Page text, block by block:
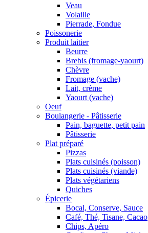
Veau
Volaille
Pierrade, Fondue
Poissonerie
Produit laitier
Beurre
Brebis (fromage-yaourt)
Chèvre
Fromage (vache)
Lait, crème
Yaourt (vache)
Oeuf
Boulangerie - Pâtisserie
Pain, baguette, petit pain
Pâtisserie
Plat préparé
Pizzas
Plats cuisinés (poisson)
Plats cuisinés (viande)
Plats végétariens
Quiches
Épicerie
Bocal, Conserve, Sauce
Café, Thé, Tisane, Cacao
Chips, Apéro